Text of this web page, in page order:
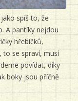
spíš to, že
A pantíky nejdou
hřebíčků,
to se spraví, musí
povídat, díky
boky jsou příčně